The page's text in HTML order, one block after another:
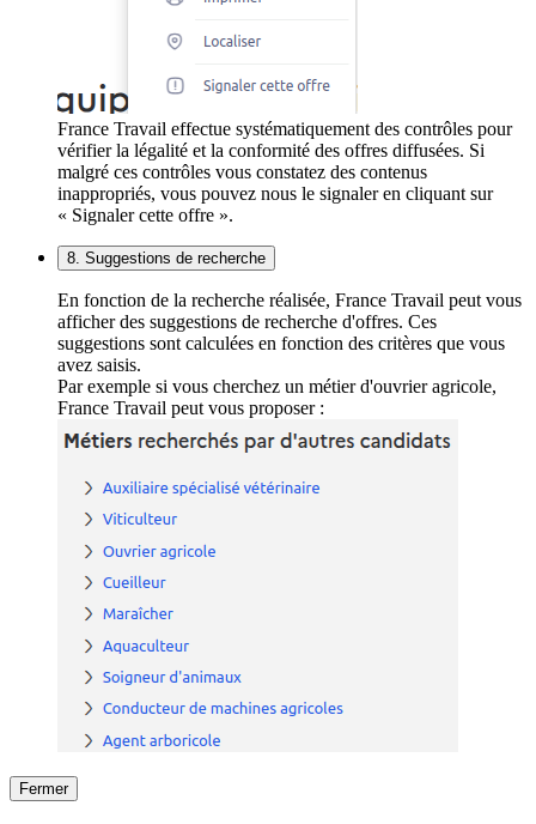
France Travail effectue systématiquement des contrôles pour
vérifier la légalité et la conformité des offres diffusées. Si
malgré ces contrôles vous constatez des contenus
inappropriés, vous pouvez nous le signaler en cliquant sur
« Signaler cette offre ».
8. Suggestions de recherche
En fonction de la recherche réalisée, France Travail peut vous
afficher des suggestions de recherche d'offres. Ces
suggestions sont calculées en fonction des critères que vous
avez saisis.
Par exemple si vous cherchez un métier d'ouvrier agricole,
France Travail peut vous proposer :
Fermer